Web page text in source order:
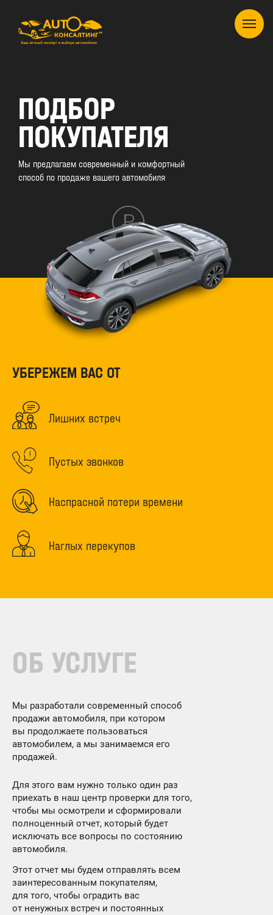
ПОДБОР
ПОКУПАТЕЛЯ
Мы предлагаем современный и комфортный
способ по продаже вашего автомобиля
Лишних встреч
УБЕРЕЖЕМ ВАС ОТ
Пустых звонков
Наспрасной потери времени
Наглых перекупов
ОБ УСЛУГЕ
Мы разработали современный способ
продажи автомобиля, при котором
вы продолжаете пользоваться
автомобилем, а мы занимаемся его
продажей.
Для этого вам нужно только один раз
приехать в наш центр проверки для того,
чтобы мы осмотрели и сформировали
полноценный отчет, который будет
исключать все вопросы по состоянию
автомобиля.
Этот отчет мы будем отправлять всем
заинтересованным покупателям,
для того, чтобы оградить вас
от ненужных встреч и постоянных